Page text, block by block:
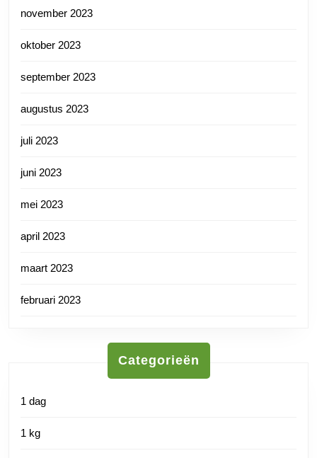
november 2023
oktober 2023
september 2023
augustus 2023
juli 2023
juni 2023
mei 2023
april 2023
maart 2023
februari 2023
Categorieën
1 dag
1 kg